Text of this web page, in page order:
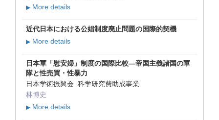
▶ More details
近代日本における公娼制度廃止問題の国際的契機
▶ More details
日本軍「慰安婦」制度の国際比較―帝国主義諸国の軍
隊と性売買・性暴力
日本学術振興会 科学研究費助成事業
林博史
▶ More details